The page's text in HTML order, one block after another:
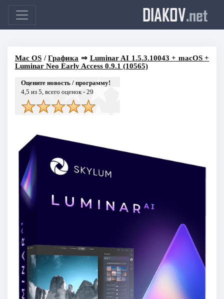
DIAKOV.net
Mac OS /Графика ⇒ Luminar AI 1.5.3.10043 + macOS +
Luminar Neo Early Access 0.9.1 (10565)
Оцените новость / программу!
4,5 из 5, всего оценок - 29